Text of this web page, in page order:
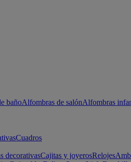
bañoAlfombras de salónAlfombras
Cuadros
decorativasCajitas y joyerosRelojes